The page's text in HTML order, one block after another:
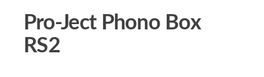
Pro-Ject Phono Box
RS2